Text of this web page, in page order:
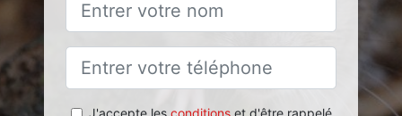
J'accepte les conditionset d'être rappelé